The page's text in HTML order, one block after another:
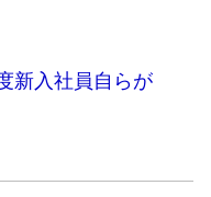
新入社員自らが